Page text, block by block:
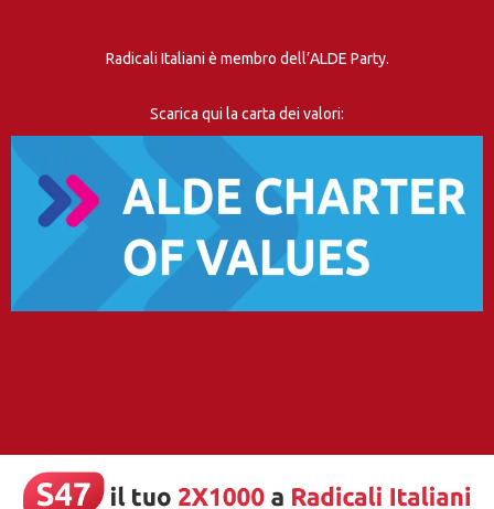
Radicali Italiani è membro dell’ALDE Party.
Scarica qui la carta dei valori: